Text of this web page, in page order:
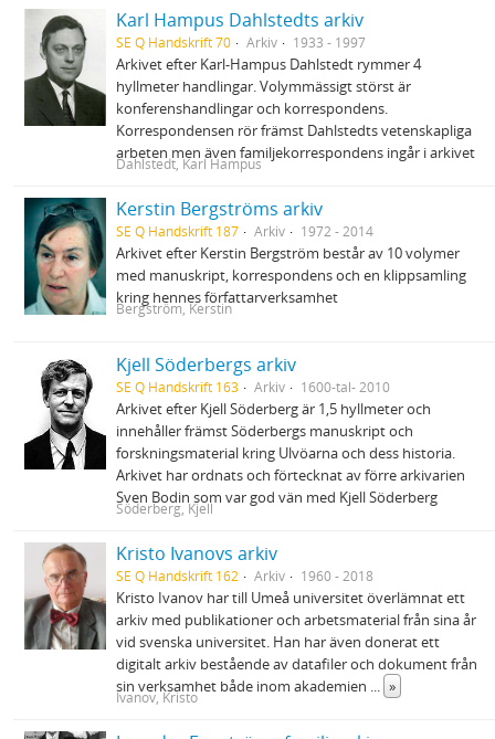
Karl Hampus Dahlstedts arkiv
SE Q Handskrift 70 Arkiv 1933 - 1997
Arkivet efter Karl-Hampus Dahlstedt rymmer 4
hyllmeter handlingar. Volymmässigt störst är
konferenshandlingar och korrespondens.
Korrespondensen rör främst Dahlstedts vetenskapliga
arbeten men även familjekorrespondens ingår i arkivet
Dahlstedt, Karl Hampus
Kerstin Bergströms arkiv
SE Q Handskrift 187 Arkiv 1972 - 2014
Arkivet efter Kerstin Bergström består av 10 volymer
med manuskript, korrespondens och en klippsamling
kring hennes författarverksamhet
Bergström, Kerstin
Kjell Söderbergs arkiv
SE Q Handskrift 163 Arkiv 1600-tal- 2010
Arkivet efter Kjell Söderberg är 1,5 hyllmeter och
innehåller främst Söderbergs manuskript och
forskningsmaterial kring Ulvöarna och dess historia.
Arkivet har ordnats och förtecknat av förre arkivarien
Sven Bodin som var god vän med Kjell Söderberg
Söderberg, Kjell
Kristo Ivanovs arkiv
SE Q Handskrift 162 Arkiv 1960 - 2018
Kristo Ivanov har till Umeå universitet överlämnat ett
arkiv med publikationer och arbetsmaterial från sina år
vid svenska universitet. Han har även donerat ett
digitalt arkiv bestående av datafiler och dokument från
sin verksamhet både inom akademien ... »
Ivanov, Kristo